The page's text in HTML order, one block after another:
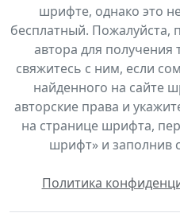
шрифте, однако это
бесплатный. Пожалуйста,
автора для
свяжитесь с ним, если
найденного на сайте
авторские права и
на странице шрифта,
шрифт» и заполнив
Политика